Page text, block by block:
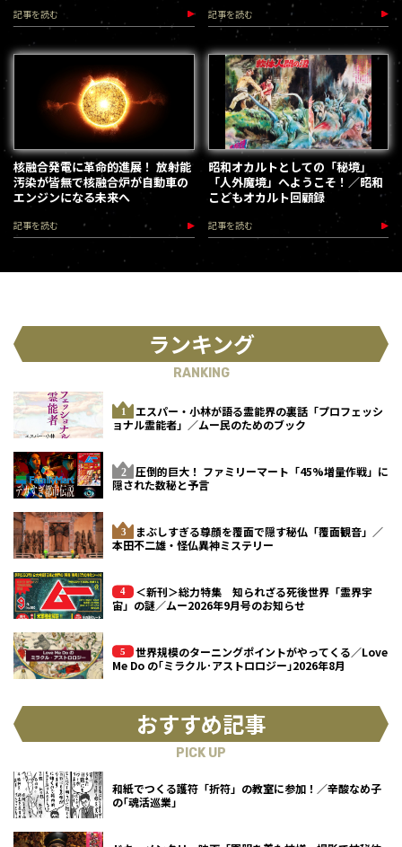
記事を読む 記事を読む
核融合発電に革命的進展！ 放射能
汚染が皆無で核融合炉が自動車の
エンジンになる未来へ
記事を読む
昭和オカルトとしての「秘境」
「人外魔境」へようこそ！／昭和
こどもオカルト回顧録
記事を読む
ランキング
RANKING
エスパー・小林が語る霊能界の裏話「プロフェッシ
ョナル霊能者」／ムー民のためのブック
圧倒的巨大！ ファミリーマート「45%増量作戦」に
隠された数秘と予言
まぶしすぎる尊顔を覆面で隠す秘仏「覆面観音」／
本田不二雄・怪仏異神ミステリー
＜新刊＞総力特集 知られざる死後世界「霊界宇
宙」の謎／ムー2026年9月号のお知らせ
世界規模のターニングポイントがやってくる／Love
Me Do の｢ミラクル･アストロロジー｣2026年8月
おすすめ記事
PICK UP
和紙でつくる護符「折符」の教室に参加！／辛酸なめ子
の｢魂活巡業｣